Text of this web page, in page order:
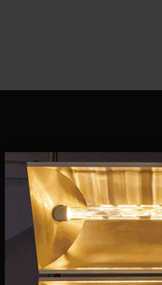
EQUIPO
Dirección general
Uros Gorgone
Federico Pazzagli
Dirección
Carolina Ciuti